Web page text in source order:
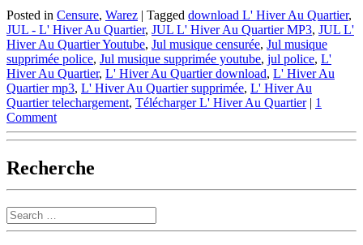
Posted in Censure, Warez | Tagged download L' Hiver Au Quartier,
JUL - L' Hiver Au Quartier, JUL L' Hiver Au Quartier MP3, JUL L'
Hiver Au Quartier Youtube, Jul musique censurée, Jul musique
supprimée police, Jul musique supprimée youtube, jul police, L'
Hiver Au Quartier, L' Hiver Au Quartier download, L' Hiver Au
Quartier mp3, L' Hiver Au Quartier supprimée, L' Hiver Au
Quartier telechargement, Télécharger L' Hiver Au Quartier | 1
Comment
Recherche
Search